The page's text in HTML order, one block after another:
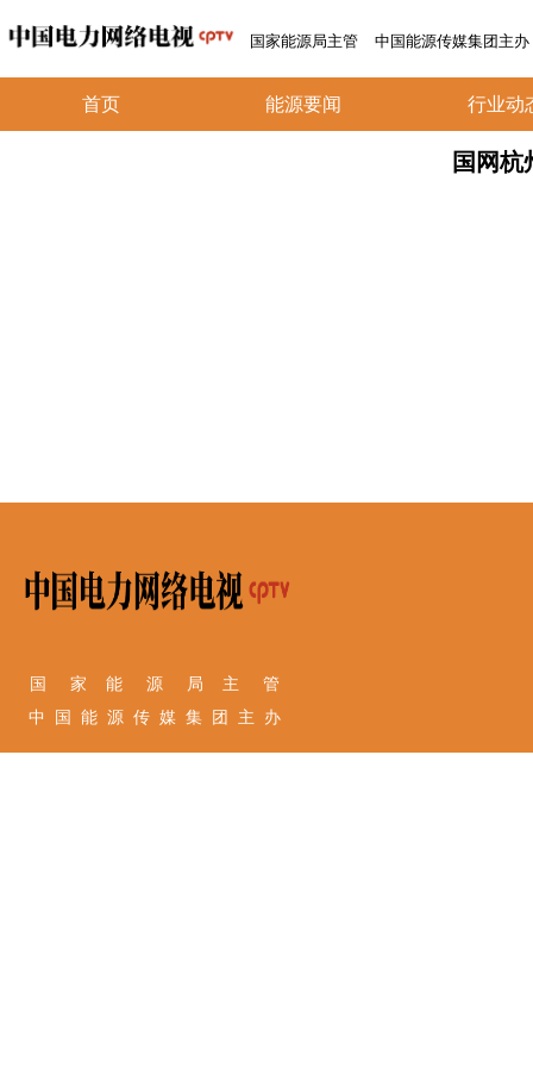
国家能源局主管 中国能源传媒集团主办
首页 能源要闻 行业动
国网
国 家 能 源 局 主 管
中 国 能 源 传 媒 集 团 主 办